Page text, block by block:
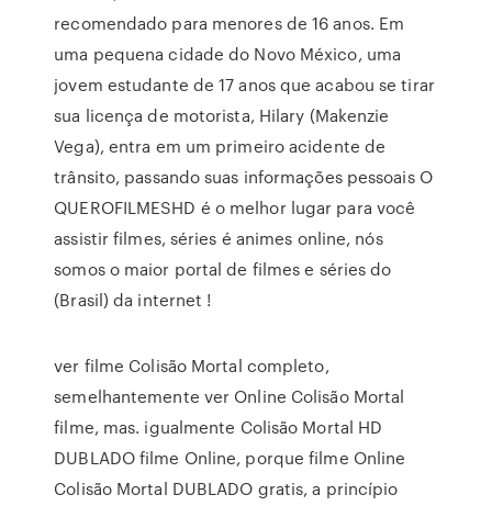
recomendado para menores de 16 anos. Em
uma pequena cidade do Novo México, uma
jovem estudante de 17 anos que acabou se tirar
sua licença de motorista, Hilary (Makenzie
Vega), entra em um primeiro acidente de
trânsito, passando suas informações pessoais O
QUEROFILMESHD é o melhor lugar para você
assistir filmes, séries é animes online, nós
somos o maior portal de filmes e séries do
(Brasil) da internet !
ver filme Colisão Mortal completo,
semelhantemente ver Online Colisão Mortal
filme, mas. igualmente Colisão Mortal HD
DUBLADO filme Online, porque filme Online
Colisão Mortal DUBLADO gratis, a princípio